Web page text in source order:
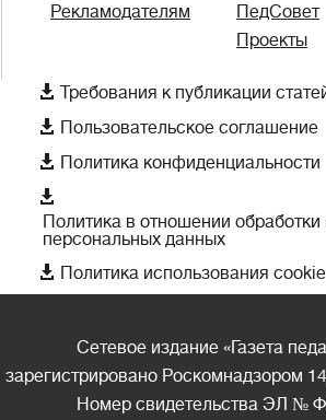
Рекламодателям
ПедСовет
Проекты
 Требования к публикации
 Пользовательское соглашение
 Политика конфиденциальности

Политика в отношении
персональных данных
 Политика использования
Сетевое издание «Газета
зарегистрировано Роскомнадзором
Номер свидетельства ЭЛ №